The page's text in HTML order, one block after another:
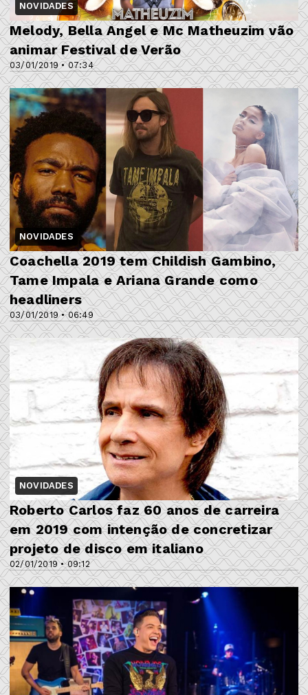
NOVIDADES
03/01/2019 • 07:34
Melody, Bella Angel e Mc Matheuzim vão
animar Festival de Verão
NOVIDADES
03/01/2019 • 06:49
Coachella 2019 tem Childish Gambino,
Tame Impala e Ariana Grande como
headliners
NOVIDADES
02/01/2019 • 09:12
Roberto Carlos faz 60 anos de carreira
em 2019 com intenção de concretizar
projeto de disco em italiano